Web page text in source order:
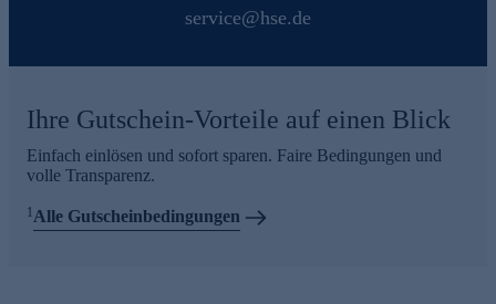
service@hse.de
Ihre Gutschein-Vorteile auf einen Blick
Einfach einlösen und sofort sparen. Faire Bedingungen und
volle Transparenz.
1Alle Gutscheinbedingungen